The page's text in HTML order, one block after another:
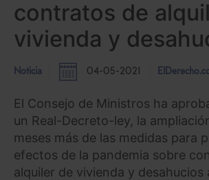
contratos de
vivienda y
Noticia 04-05-2021
El Consejo de Ministros ha
un Real-Decreto-ley, la
meses más de las medidas para
efectos de la pandemia sobre
alquiler de vivienda y desahucios